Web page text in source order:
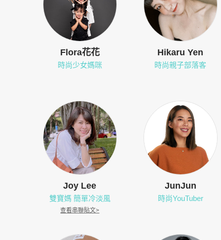
Flora花花
時尚少女媽咪
Hikaru Yen
時尚親子部落客
Joy Lee
雙寶媽 簡單冷淡風
查看串聯貼文>
JunJun
時尚YouTuber